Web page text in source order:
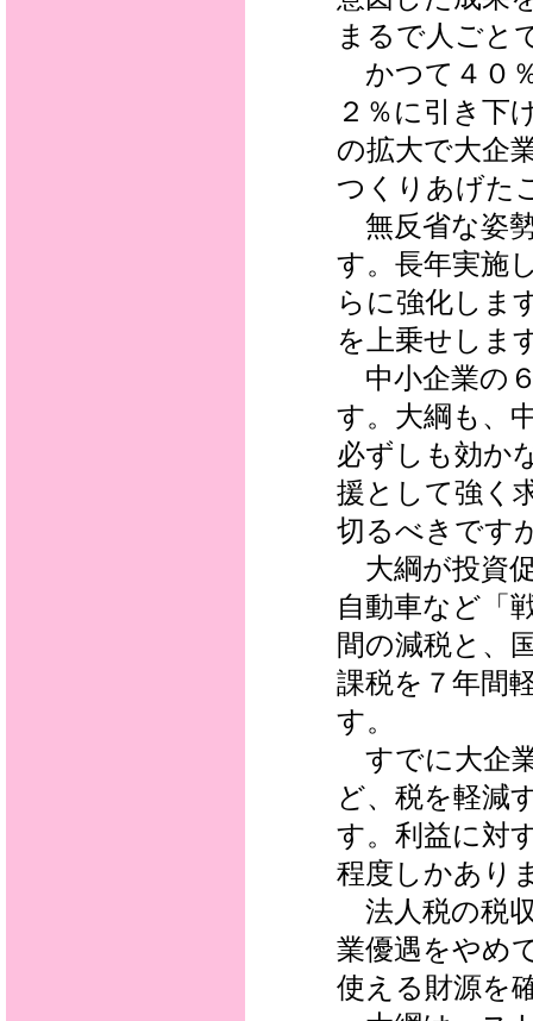
まるで人ごと
かつて４０
２％に引き下
の拡大で大企
つくりあげた
無反省な姿
す。長年実施
らに強化しま
を上乗せしま
中小企業の
す。大綱も、
必ずしも効か
援として強く
切るべきです
大綱が投資
自動車など「
間の減税と、
課税を７年間
す。
すでに大企
ど、税を軽減
す。利益に対
程度しかあり
法人税の税
業優遇をやめ
使える財源を